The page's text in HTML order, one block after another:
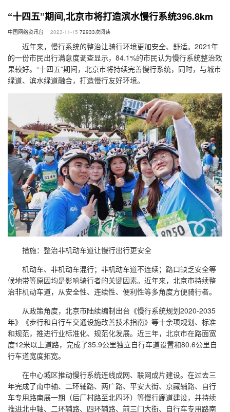
“十四五”期间,北京市将打造滨水慢行系统396.8km
中国网络资讯台 2023-11-15 72933次阅读
近年来，慢行系统的整治让骑行环境更加安全、舒适。2021年
的一份市民出行满意度调查显示，84.1%的市民认为慢行系统整治效
果较好。“十四五”期间，北京市将持续完善慢行系统，同时，与城市
绿道、滨水绿道融合，打造慢行友好环境。
措施：整治非机动车道让慢行出行更安全
机动车、非机动车混行；非机动车道不连续；路口缺乏安全等
候地带等原因均是影响骑行者的关键因素。近年来，北京市持续整
治非机动车道，从安全性、连续性、便利性等多角度方便骑行者。
从政策角度，北京市陆续编制出台《慢行系统规划2020-2035
年》《步行和自行车交通设施改善技术指南》等十余项规划、标准
和规范，推进行业标准化、规范化发展。近三年，北京市在路面宽
度12米以上道路，完成了35.9公里独立自行车道设置和80.6公里自
行车道宽度拓宽。
在中心城区推动慢行系统连线成网、联网成片建设。在过去三
年完成了南中轴、二环辅路、两广路、平安大街、京藏辅路、自行
车专用路南展一期（后厂村路至北四环）等慢行廊道建设，并持续
推进北中轴、二环辅路、四环辅路、前三门大街、自行车专用路南